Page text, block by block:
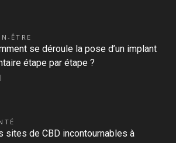
ÊTRE
se déroule la pose d’un implant
étape par étape ?
sites de CBD incontournables à